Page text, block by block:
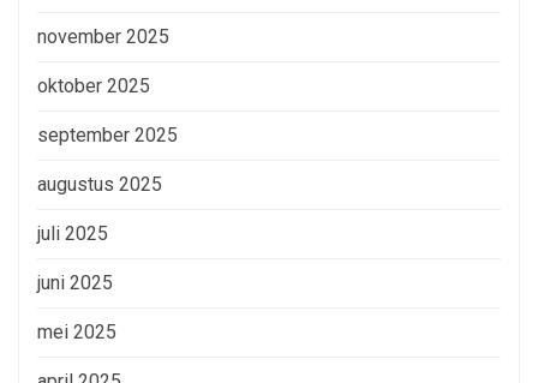
november 2025
oktober 2025
september 2025
augustus 2025
juli 2025
juni 2025
mei 2025